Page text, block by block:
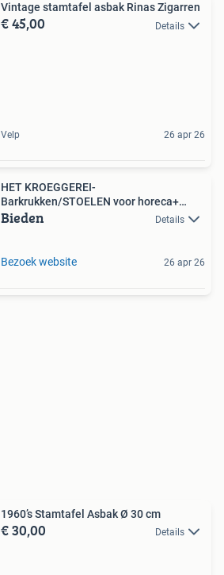
Vintage stamtafel asbak Rinas Zigarren
€ 45,00 Details
Velp 26 apr 26
HET KROEGGEREI-
Barkrukken/STOELEN voor horeca+
particulieren
Bieden Details
Bezoek website 26 apr 26
1960’s Stamtafel Asbak Ø 30 cm
€ 30,00 Details